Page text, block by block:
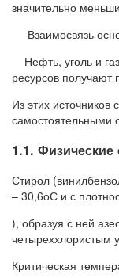
значительно
Взаимосвязь
Нефть, уголь и
ресурсов
Из этих источников
самостоятельными
1.1. Физические
Стирол
– 30,6оС и с
), образуя с ней
четыреххлористым
Критическая